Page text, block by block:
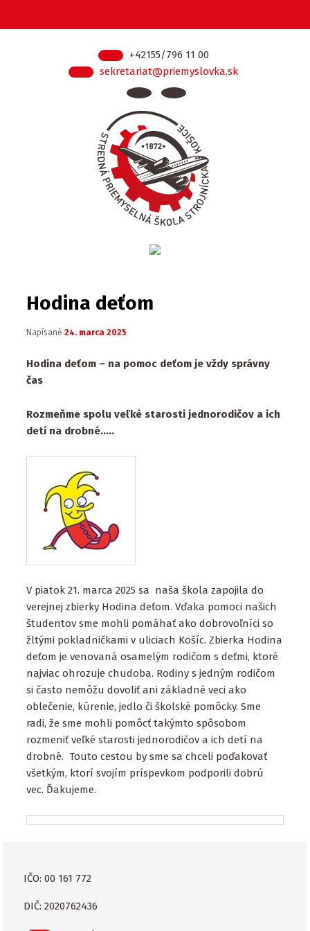
+42155/796 11 00
sekretariat@priemyslovka.sk
Hodina deťom
Napísané24. marca 2025
Hodina deťom – na pomoc deťom je vždy správny
čas
Rozmeňme spolu veľké starosti jednorodičov a ich
detí na drobné…..
V piatok 21. marca 2025 sa naša škola zapojila do
verejnej zbierky Hodina deťom. Vďaka pomoci našich
študentov sme mohli pomáhať ako dobrovoľníci so
žltými pokladničkami v uliciach Košíc. Zbierka Hodina
deťom je venovaná osamelým rodičom s deťmi, ktoré
najviac ohrozuje chudoba. Rodiny s jedným rodičom
si často nemôžu dovoliť ani základné veci ako
oblečenie, kúrenie, jedlo či školské pomôcky. Sme
radi, že sme mohli pomôcť takýmto spôsobom
rozmeniť veľké starosti jednorodičov a ich detí na
drobné. Touto cestou by sme sa chceli poďakovať
všetkým, ktorí svojím príspevkom podporili dobrú
vec. Ďakujeme.
IČO: 00 161 772
DIČ: 2020762436